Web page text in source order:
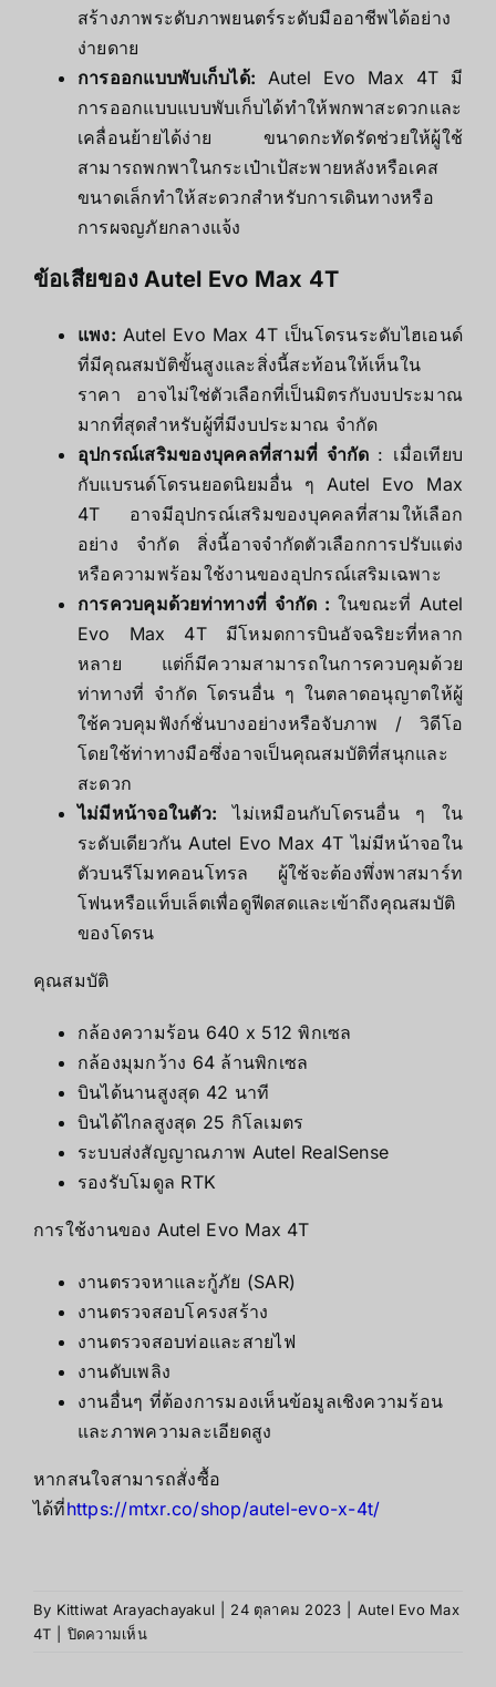
สร้างภาพระดับภาพยนตร์ระดับมืออาชีพได้อย่าง
ง่ายดาย
การออกแบบพับเก็บได้: Autel Evo Max 4T มี
การออกแบบแบบพับเก็บได้ทําให้พกพาสะดวกและ
เคลื่อนย้ายได้ง่าย ขนาดกะทัดรัดช่วยให้ผู้ใช้
สามารถพกพาในกระเป๋าเป้สะพายหลังหรือเคส
ขนาดเล็กทําให้สะดวกสําหรับการเดินทางหรือ
การผจญภัยกลางแจ้ง
ข้อเสียของ Autel Evo Max 4T
แพง: Autel Evo Max 4T เป็นโดรนระดับไฮเอนด์
ที่มีคุณสมบัติขั้นสูงและสิ่งนี้สะท้อนให้เห็นใน
ราคา อาจไม่ใช่ตัวเลือกที่เป็นมิตรกับงบประมาณ
มากที่สุดสําหรับผู้ที่มีงบประมาณ จํากัด
อุปกรณ์เสริมของบุคคลที่สามที่ จํากัด : เมื่อเทียบ
กับแบรนด์โดรนยอดนิยมอื่น ๆ Autel Evo Max
4T อาจมีอุปกรณ์เสริมของบุคคลที่สามให้เลือก
อย่าง จํากัด สิ่งนี้อาจจํากัดตัวเลือกการปรับแต่ง
หรือความพร้อมใช้งานของอุปกรณ์เสริมเฉพาะ
การควบคุมด้วยท่าทางที่ จํากัด : ในขณะที่ Autel
Evo Max 4T มีโหมดการบินอัจฉริยะที่หลาก
หลาย แต่ก็มีความสามารถในการควบคุมด้วย
ท่าทางที่ จํากัด โดรนอื่น ๆ ในตลาดอนุญาตให้ผู้
ใช้ควบคุมฟังก์ชั่นบางอย่างหรือจับภาพ / วิดีโอ
โดยใช้ท่าทางมือซึ่งอาจเป็นคุณสมบัติที่สนุกและ
สะดวก
ไม่มีหน้าจอในตัว: ไม่เหมือนกับโดรนอื่น ๆ ใน
ระดับเดียวกัน Autel Evo Max 4T ไม่มีหน้าจอใน
ตัวบนรีโมทคอนโทรล ผู้ใช้จะต้องพึ่งพาสมาร์ท
โฟนหรือแท็บเล็ตเพื่อดูฟีดสดและเข้าถึงคุณสมบัติ
ของโดรน
คุณสมบัติ
กล้องความร้อน 640 x 512 พิกเซล
กล้องมุมกว้าง 64 ล้านพิกเซล
บินได้นานสูงสุด 42 นาที
บินได้ไกลสูงสุด 25 กิโลเมตร
ระบบส่งสัญญาณภาพ Autel RealSense
รองรับโมดูล RTK
การใช้งานของ Autel Evo Max 4T
งานตรวจหาและกู้ภัย (SAR)
งานตรวจสอบโครงสร้าง
งานตรวจสอบท่อและสายไฟ
งานดับเพลิง
งานอื่นๆ ที่ต้องการมองเห็นข้อมูลเชิงความร้อน
และภาพความละเอียดสูง
หากสนใจสามารถสั่งซื้อ
ได้ที่https://mtxr.co/shop/autel-evo-x-4t/
By Kittiwat Arayachayakul 24 ตุลาคม 2023
Autel Evo Max
4T
ปิดความเห็นบน